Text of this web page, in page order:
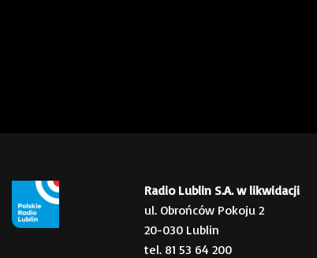
Radio Lublin S.A. w likwidacji
ul. Obrońców Pokoju 2
20-030 Lublin
tel. 81 53 64 200